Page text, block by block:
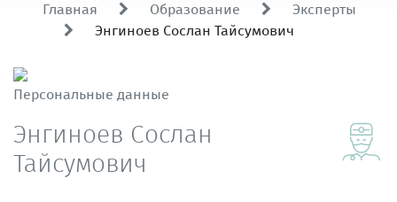
Главная Образование
Эксперты
Энгиноев Сослан Тайсумович
Персональные данные
Энгиноев Сослан
Тайсумович